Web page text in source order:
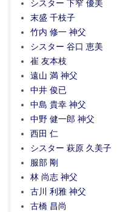
シスター 下窄 優美
末盛 千枝子
竹内 修一 神父
シスター 谷口 恵美
崔 友本枝
遠山 満 神父
中井 俊已
中島 貴幸 神父
中野 健一郎 神父
西田 仁
シスター 萩原 久美子
服部 剛
林 尚志 神父
古川 利雅 神父
古橋 昌尚